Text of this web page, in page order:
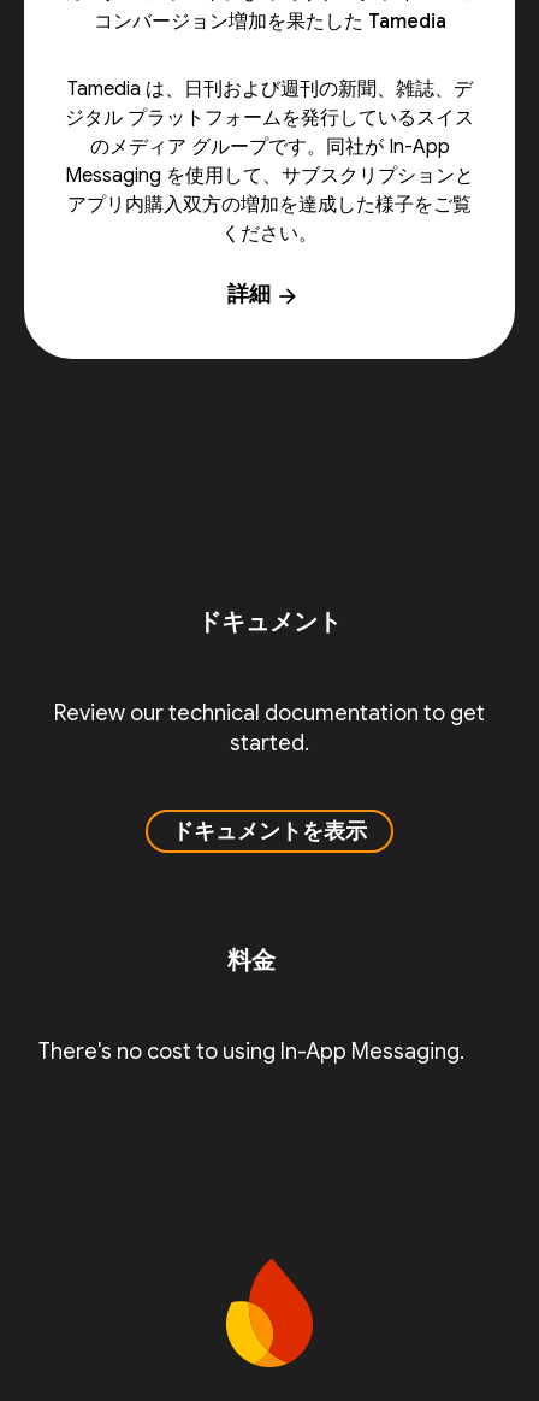
コンバージョン増加を果たした Tamedia
Tamedia は、日刊および週刊の新聞、雑誌、デ
ジタル プラットフォームを発行しているスイス
のメディア グループです。同社が In-App
Messaging を使用して、サブスクリプションと
アプリ内購入双方の増加を達成した様子をご覧
ください。
詳細 arrow_forward
ドキュメント
Review our technical documentation to get
started.
ドキュメントを表示
料金
There's no cost to using In-App Messaging.